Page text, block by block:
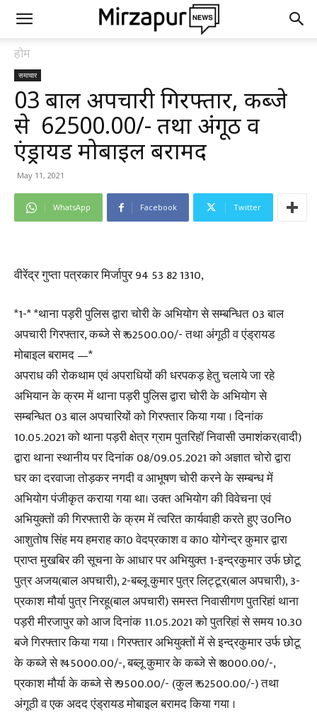
होम
समाचार
03 बाल अपचारी गिरफ्तार, कब्जे
से ₹ 62500.00/- तथा अंगूठी व
एंड्रायड मोबाइल बरामद
May 11, 2021
WhatsApp Facebook Twitter
वीरेंद्र गुप्ता पत्रकार मिर्जापुर 94 53 82 1310,
*1-* *थाना पड़री पुलिस द्वारा चोरी के अभियोग से सम्बन्धित 03 बाल
अपचारी गिरफ्तार, कब्जे से ₹ 62500.00/- तथा अंगूठी व एंड्रायड
मोबाइल बरामद —*
अपराध की रोकथाम एवं अपराधियों की धरपकड़ हेतु चलाये जा रहे
अभियान के क्रम में थाना पड़री पुलिस द्वारा चोरी के अभियोग से
सम्बन्धित 03 बाल अपचारियों को गिरफ्तार किया गया । दिनांक
10.05.2021 को थाना पड़री क्षेत्र ग्राम पुतरिहॉ निवासी उमाशंकर(वादी)
द्वारा थाना स्थानीय पर दिनांक 08/09.05.2021 को अज्ञात चोरो द्वारा
घर का दरवाजा तोड़कर नगदी व आभूषण चोरी करने के सम्बन्ध में
अभियोग पंजीकृत कराया गया था। उक्त अभियोग की विवेचना एवं
अभियुक्तों की गिरफ्तारी के क्रम में त्वरित कार्यवाही करते हुए उ0नि0
आशुतोष सिंह मय हमराह का0 वेदप्रकाश व का0 योगेन्द्र कुमार द्वारा
प्राप्त मुखबिर की सूचना के आधार पर अभियुक्त 1-इन्द्रकुमार उर्फ छोटू
पुत्र अजय(बाल अपचारी), 2-बब्लू कुमार पुत्र लिट्टूर(बाल अपचारी), 3-
प्रकाश मौर्या पुत्र निरहू(बाल अपचारी) समस्त निवासीगण पुतरिहां थाना
पड़री मीरजापुर को आज दिनांक 11.05.2021 को पुतरिहां से समय 10.30
बजे गिरफ्तार किया गया । गिरफ्तार अभियुक्तों में से इन्द्रकुमार उर्फ छोटू
के कब्जे से ₹ 45000.00/-, बब्लू कुमार के कब्जे से ₹ 8000.00/-,
प्रकाश मौर्या के कब्जे से ₹ 9500.00/- (कुल ₹ 62500.00/-) तथा
अंगूठी व एक अदद एंड्रायड मोबाइल बरामद किया गया ।